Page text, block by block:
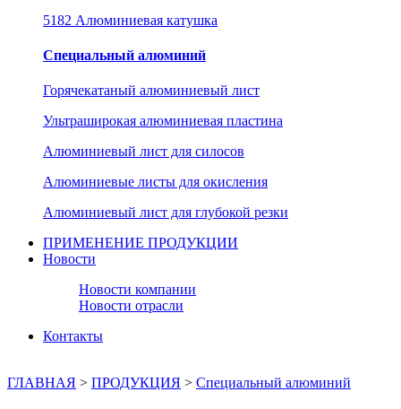
5182 Алюминиевая катушка
Специальный алюминий
Горячекатаный алюминиевый лист
Ультраширокая алюминиевая пластина
Алюминиевый лист для силосов
Алюминиевые листы для окисления
Алюминиевый лист для глубокой резки
ПРИМЕНЕНИЕ ПРОДУКЦИИ
Новости
Новости компании
Новости отрасли
Контакты
ГЛАВНАЯ > ПРОДУКЦИЯ > Специальный алюминий